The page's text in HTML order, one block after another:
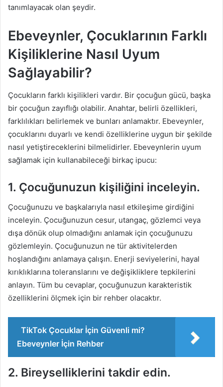
tanımlayacak olan şeydir.
Ebeveynler, Çocuklarının Farklı
Kişiliklerine Nasıl Uyum
Sağlayabilir?
Çocukların farklı kişilikleri vardır. Bir çocuğun gücü, başka
bir çocuğun zayıflığı olabilir. Anahtar, belirli özellikleri,
farklılıkları belirlemek ve bunları anlamaktır. Ebeveynler,
çocuklarını duyarlı ve kendi özelliklerine uygun bir şekilde
nasıl yetiştireceklerini bilmelidirler. Ebeveynlerin uyum
sağlamak için kullanabileceği birkaç ipucu:
1. Çocuğunuzun kişiliğini inceleyin.
Çocuğunuzu ve başkalarıyla nasıl etkileşime girdiğini
inceleyin. Çocuğunuzun cesur, utangaç, gözlemci veya
dışa dönük olup olmadığını anlamak için çocuğunuzu
gözlemleyin. Çocuğunuzun ne tür aktivitelerden
hoşlandığını anlamaya çalışın. Enerji seviyelerini, hayal
kırıklıklarına toleranslarını ve değişikliklere tepkilerini
anlayın. Tüm bu cevaplar, çocuğunuzun karakteristik
özelliklerini ölçmek için bir rehber olacaktır.
TikTok Çocuklar İçin Güvenli mi?
Ebeveynler İçin Rehber
2. Bireyselliklerini takdir edin.